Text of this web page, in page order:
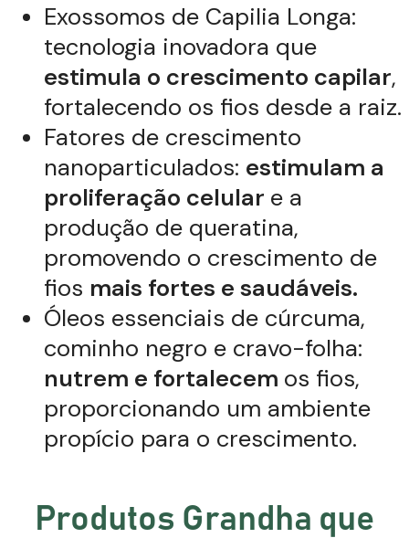
Exossomos de Capilia Longa:
tecnologia inovadora que
estimula o crescimento capilar,
fortalecendo os fios desde a raiz.
Fatores de crescimento
nanoparticulados: estimulam a
proliferação celular e a
produção de queratina,
promovendo o crescimento de
fios mais fortes e saudáveis.
Óleos essenciais de cúrcuma,
cominho negro e cravo-folha:
nutrem e fortalecem os fios,
proporcionando um ambiente
propício para o crescimento.
Produtos Grandha que